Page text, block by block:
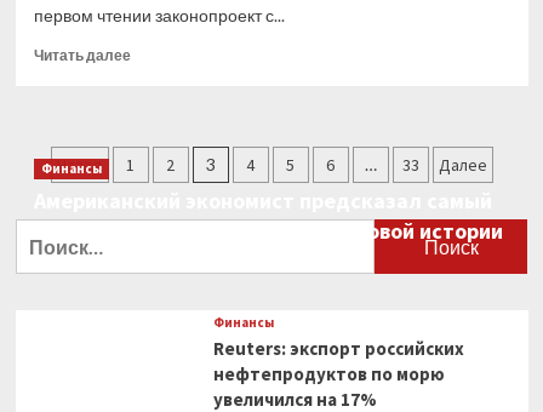
первом чтении законопроект с...
Читать далееПрочитать
ответственность
за
Пагинация
Назад 1 2 3 4 5 6 … 33 Далее
Финансы
большой финансовый крах в мировой истории
Финансы
Reuters: экспорт российских
нефтепродуктов по морю
увеличился на 17%